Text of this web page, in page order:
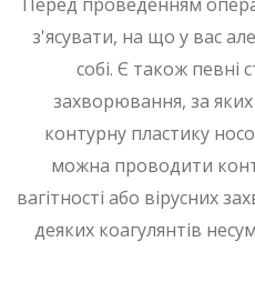
з'ясувати, на що у вас
собі. Є також певні
захворювання, за
контурну пластику
можна проводити
вагітності або вірусних
деяких коагулянтів